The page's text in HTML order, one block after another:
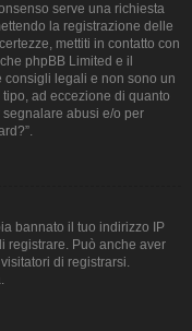
serve una richiesta
la registrazione delle
mettiti in contatto con
phpBB Limited e il
consigli legali e non sono un
ad eccezione di quanto
abusi e/o per
bannato il tuo indirizzo IP
registrare. Può anche aver
di registrarsi.